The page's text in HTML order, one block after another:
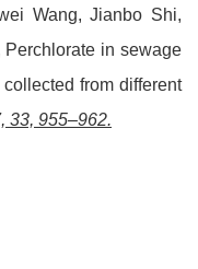
Wang, Jianbo Shi,
in sewage
from different
33, 955–962.